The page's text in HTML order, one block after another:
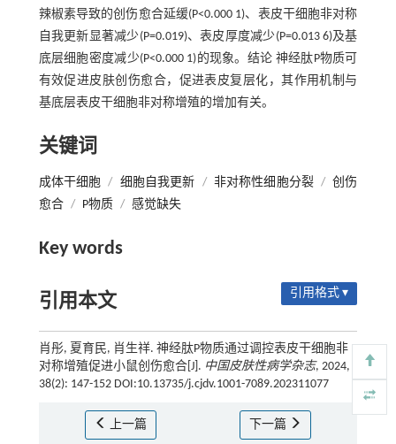
辣椒素导致的创伤愈合延缓(P<0.000 1)、表皮干细胞非对称
自我更新显著减少(P=0.019)、表皮厚度减少(P=0.013 6)及基
底层细胞密度减少(P<0.000 1)的现象。结论 神经肽P物质可
有效促进皮肤创伤愈合，促进表皮复层化，其作用机制与
基底层表皮干细胞非对称增殖的增加有关。
关键词
成体干细胞 / 细胞自我更新 / 非对称性细胞分裂 / 创伤
愈合 / P物质 / 感觉缺失
Key words
引用本文 引用格式 ▾
肖彤, 夏育民, 肖生祥. 神经肽P物质通过调控表皮干细胞非
对称增殖促进小鼠创伤愈合[J]. 中国皮肤性病学杂志, 2024,
38(2): 147-152 DOI:10.13735/j.cjdv.1001-7089.202311077
上一篇 下一篇